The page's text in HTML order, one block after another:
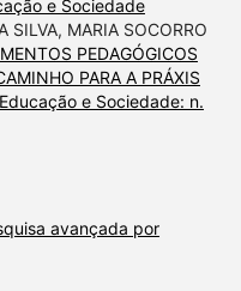
e Sociedade
SILVA, MARIA SOCORRO
PEDAGÓGICOS
PARA A PRÁXIS
e Sociedade: n.
avançada por